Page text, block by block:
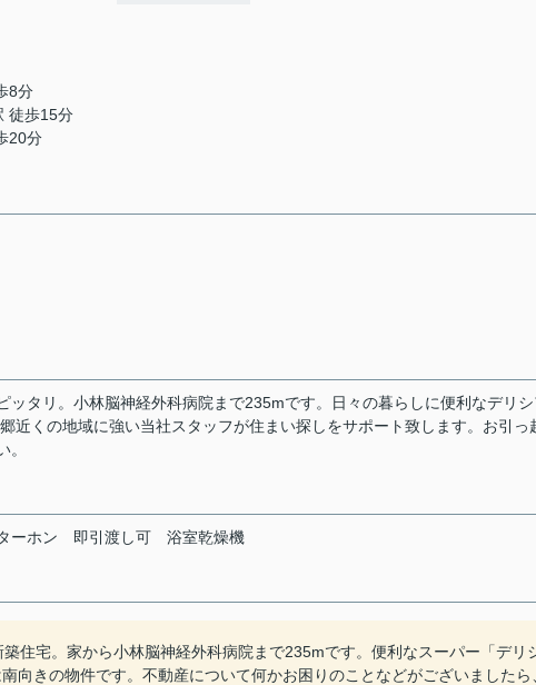
8分
徒歩15分
20分
ッタリ。小林脳神経外科病院まで235mです。日々の暮らしに便利なデリ
近くの地域に強い当社スタッフが住まい探しをサポート致します。お引っ
ーホン 即引渡し可 浴室乾燥機
住宅。家から小林脳神経外科病院まで235mです。便利なスーパー「デリ
向きの物件です。不動産について何かお困りのことなどがございましたら